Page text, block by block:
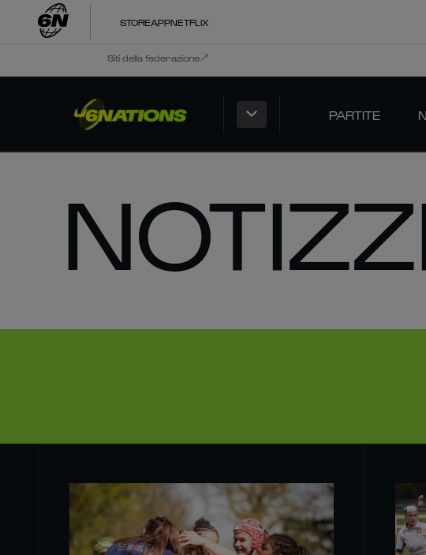
STOREAPPNETFLIX
Siti della federazione
PARTITE